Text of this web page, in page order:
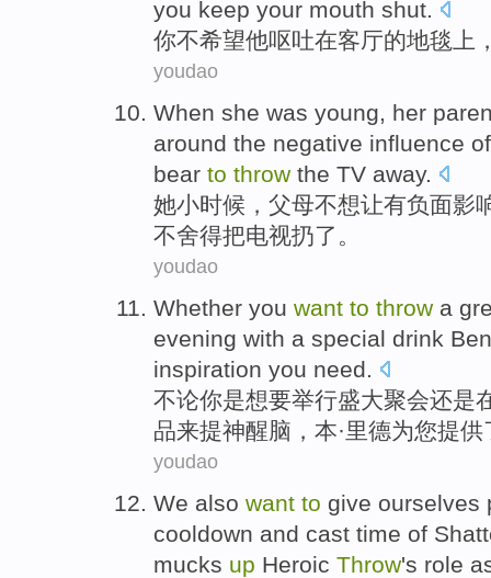
you keep your mouth shut.
你不希望他呕吐在客厅的地毯上
youdao
When she was young, her
around the negative influence of
bear to throw the TV away.
她小时候 ， 父母不想让有负面影
不舍得把电视扔了 。
youdao
Whether you want to throw a
evening with a special drink
inspiration you need.
不论你是想要举行盛大聚会还是
品来提神醒脑，本·里德为您提供
youdao
We also want to give ourselves
cooldown and cast time of
mucks up Heroic Throw's role